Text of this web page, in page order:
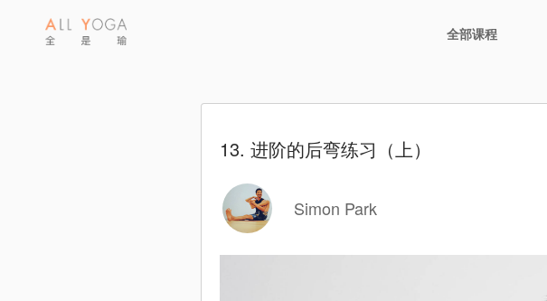
全部课程
13. 进阶的后弯练习（上）
Simon Park